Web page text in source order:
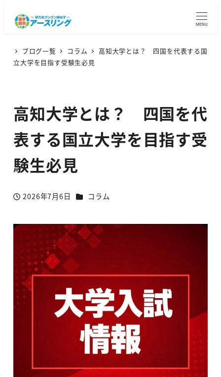
MENU
ブログ一覧 コラム
高知大学とは？ 四国を代表する国
立大学を目指す受験生必見
高知大学とは？ 四国を代
表する国立大学を目指す受
験生必見
投稿日
2026年7月6日 カテゴリー
コラム